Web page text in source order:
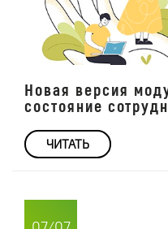
Новая версия
состояние
ЧИТАТЬ
07/07